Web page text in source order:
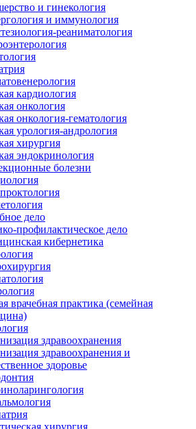
и гинекология
и иммунология
реаниматология
кардиология
онкология
онкология-гематология
урология-андрология
хирургия
эндокринология
болезни
дело
профилактическое дело
кибернетика
врачебная практика (семейная
здравоохранения
здравоохранения и
здоровье
хирургия